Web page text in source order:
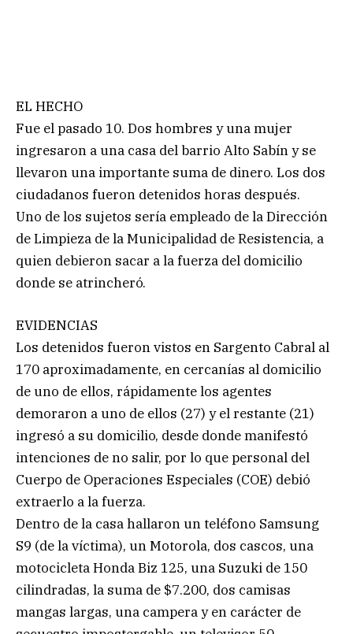
EL HECHO
Fue el pasado 10. Dos hombres y una mujer
ingresaron a una casa del barrio Alto Sabín y se
llevaron una importante suma de dinero. Los dos
ciudadanos fueron detenidos horas después.
Uno de los sujetos sería empleado de la Dirección
de Limpieza de la Municipalidad de Resistencia, a
quien debieron sacar a la fuerza del domicilio
donde se atrincheró.
EVIDENCIAS
Los detenidos fueron vistos en Sargento Cabral al
170 aproximadamente, en cercanías al domicilio
de uno de ellos, rápidamente los agentes
demoraron a uno de ellos (27) y el restante (21)
ingresó a su domicilio, desde donde manifestó
intenciones de no salir, por lo que personal del
Cuerpo de Operaciones Especiales (COE) debió
extraerlo a la fuerza.
Dentro de la casa hallaron un teléfono Samsung
S9 (de la víctima), un Motorola, dos cascos, una
motocicleta Honda Biz 125, una Suzuki de 150
cilindradas, la suma de $7.200, dos camisas
mangas largas, una campera y en carácter de